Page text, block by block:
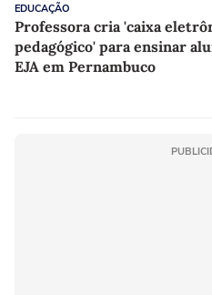
EDUCAÇÃO
Professora cria 'caixa
pedagógico' para ensinar
EJA em Pernambuco